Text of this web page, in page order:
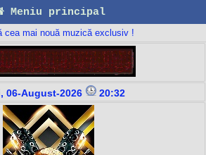
Meniu principal
cea mai nouă muzică exclusiv !
06-August-2026 20:32